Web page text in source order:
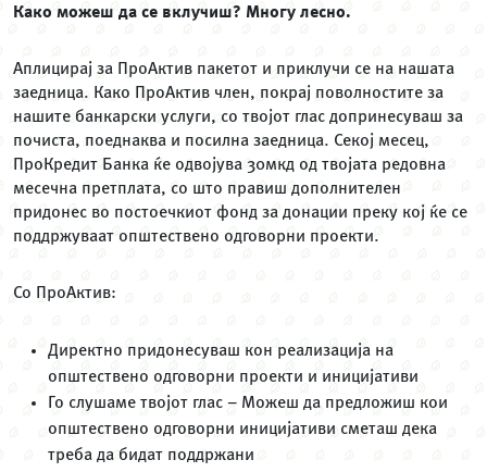
Како можеш да се вклучиш? Многу лесно.
Аплицирај за ПроАктив пакетот и приклучи се на нашата
заедница. Како ПроАктив член, покрај поволностите за
нашите банкарски услуги, со твојот глас допринесуваш за
почиста, поеднаква и посилна заедница. Секој месец,
ПроКредит Банка ќе одвојува 30мкд од твојата редовна
месечна претплата, со што правиш дополнителен
придонес во постоечкиот фонд за донации преку кој ќе се
поддржуваат општествено одговорни проекти.
Со ПроАктив:
Директно придонесуваш кон реализација на
општествено одговорни проекти и иницијативи
Го слушаме твојот глас – Можеш да предложиш кои
општествено одговорни иницијативи сметаш дека
треба да бидат поддржани